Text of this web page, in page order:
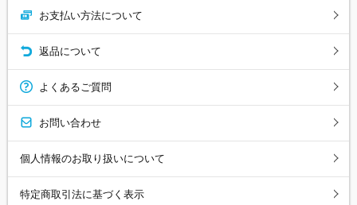
お支払い方法について
返品について
よくあるご質問
お問い合わせ
個人情報のお取り扱いについて
特定商取引法に基づく表示